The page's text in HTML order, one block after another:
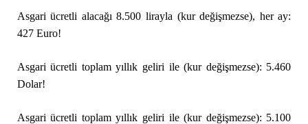
Asgari ücretli alacağı 8.500 lirayla (kur değişmezse), her ay:
427 Euro!
Asgari ücretli toplam yıllık geliri ile (kur değişmezse): 5.460
Dolar!
Asgari ücretli toplam yıllık geliri ile (kur değişmezse): 5.100